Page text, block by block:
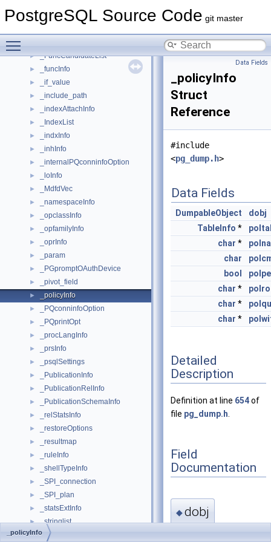
PostgreSQL Source Code git master
► _extensionInfo
► _FuncCandidateList
► _funcInfo
► _if_value
► _include_path
► _indexAttachInfo
► _IndexList
► _indxInfo
► _inhInfo
► _internalPQconninfoOption
► _loInfo
► _MdfdVec
► _namespaceInfo
► _opclassInfo
► _opfamilyInfo
► _oprInfo
► _param
► _PGpromptOAuthDevice
► _pivot_field
► _policyInfo
► _PQconninfoOption
► _PQprintOpt
► _procLangInfo
► _prsInfo
► _psqlSettings
► _PublicationInfo
► _PublicationRelInfo
► _PublicationSchemaInfo
► _relStatsInfo
► _restoreOptions
► _resultmap
► _ruleInfo
► _shellTypeInfo
► _SPI_connection
► _SPI_plan
► _statsExtInfo
► _stringlist
► _SubRelInfo
Data Fields
_policyInfo
Struct
Reference
#include
<pg_dump.h>
Data Fields
DumpableObject
dobj
TableInfo *
char *
char
bool
char *
char *
char *
Detailed
Description
Definition at line 654of
file pg_dump.h
Field
Documentation
◆dobj
_policyInfo